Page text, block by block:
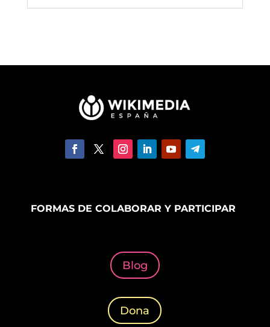
FORMAS DE COLABORAR Y PARTICIPAR
Blog
Dona